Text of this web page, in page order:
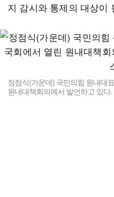
지 감시와 통제의 대상이
정점식(가운데) 국민의힘 원내대
원내대책회의에서 발언하고 있다